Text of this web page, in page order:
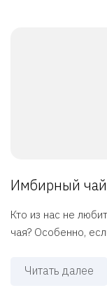
Имбирный чай
Кто из нас не
чая? Особенно,
Читать далее